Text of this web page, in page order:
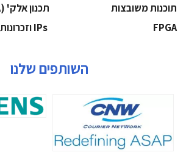
‫תוכנות משובצות‬
‫תכנון אלק' (‪(EDA‬‬
‫‪FPGA‬‬
השותפים שלנו